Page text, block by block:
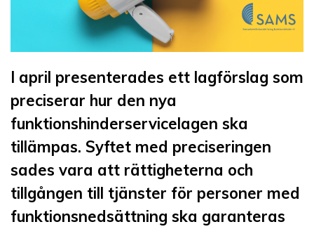
I april presenterades ett lagförslag som
preciserar hur den nya
funktionshinderservicelagen ska
tillämpas. Syftet med preciseringen
sades vara att rättigheterna och
tillgången till tjänster för personer med
funktionsnedsättning ska garanteras